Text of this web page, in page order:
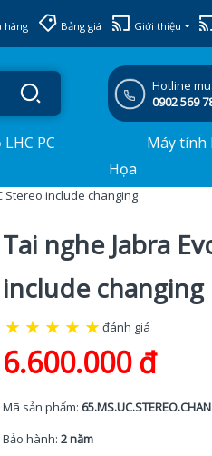
hàng Bảng giá Giới thiệu
Hotline
0902 569
PC
Máy tính
Họa
Stereo include changing
Tai nghe Jabra
include changing
★ ★ ★ ★ ★đánh giá
6.600.000 đ
Mã sản phẩm: 65.MS.UC.STEREO.CHAN
Bảo hành: 2 năm